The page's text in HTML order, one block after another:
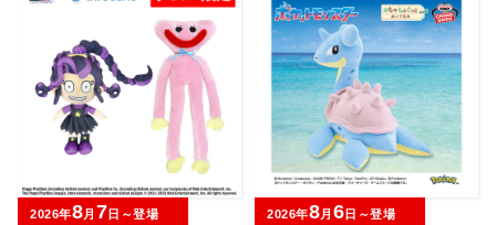
2026年8月 7日～登場 2026年8月 6日～登場